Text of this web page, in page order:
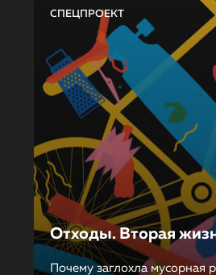
СПЕЦПРОЕКТ
Отходы. Вторая
Почему заглохла мусорная